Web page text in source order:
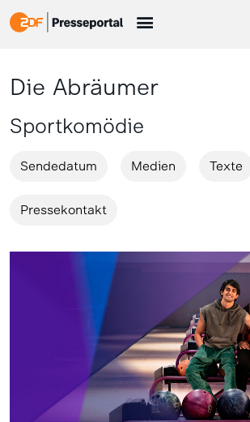
Die Abräumer
Sportkomödie
Sendedatum Medien Texte
Pressekontakt